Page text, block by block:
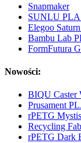
Snapmaker
SUNLU PLA
Elegoo
Bambu Lab
FormFutura
Nowości:
BIQU Caster
Prusament
rPETG
Recycling
rPETG Dark